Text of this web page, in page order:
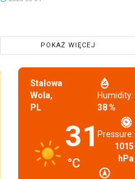
POKAŻ WIĘCEJ
Stalowa
Wola,
PL
31
°C
Humidity:
38 %
Pressure:
1015
hPa